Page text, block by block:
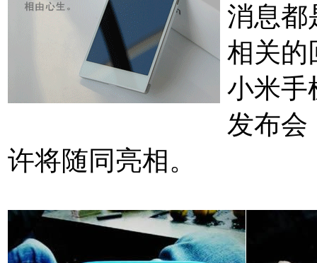
消息都
相关的
小米手
发布会
许将随同亮相。